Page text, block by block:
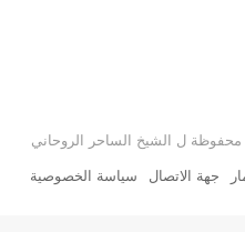
جهة الاتصال سياسة الخصوصية